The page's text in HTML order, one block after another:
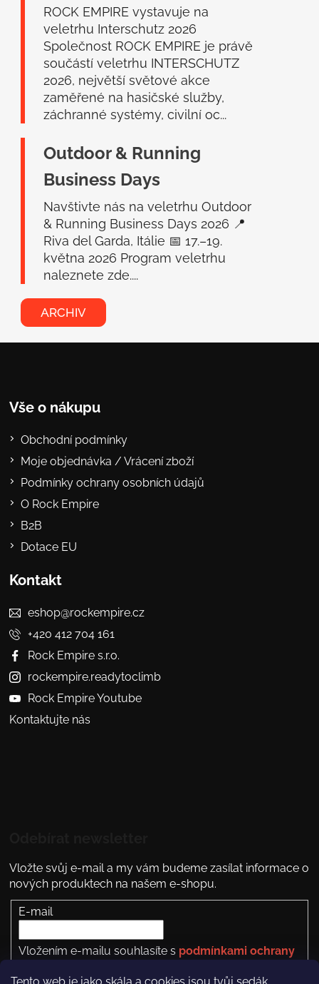
ROCK EMPIRE vystavuje na
veletrhu Interschutz 2026
Společnost ROCK EMPIRE je právě
součástí veletrhu INTERSCHUTZ
2026, největší světové akce
zaměřené na hasičské služby,
záchranné systémy, civilní oc...
Outdoor & Running
Business Days
Navštivte nás na veletrhu Outdoor
& Running Business Days 2026 📍
Riva del Garda, Itálie 📅 17.–19.
května 2026 Program veletrhu
naleznete zde....
ARCHIV
Vše o nákupu
Obchodní podmínky
Moje objednávka / Vrácení zboží
Podmínky ochrany osobních údajů
O Rock Empire
B2B
Dotace EU
Kontakt
eshop@rockempire.cz
+420 412 704 161
Rock Empire s.r.o.
rockempire.readytoclimb
Rock Empire Youtube
Kontaktujte nás
Vložte svůj e-mail a my vám budeme zasílat informace o
nových produktech na našem e-shopu.
E-mail
Vložením e-mailu souhlasíte s podmínkami ochrany